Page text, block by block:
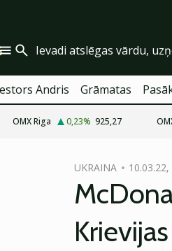
Andris Grāmatas
OMX Riga 0,23% 925,27
UKRAINA 10.03.22,